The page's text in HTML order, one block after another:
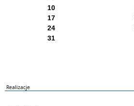
10
17
24
31
Realizacje